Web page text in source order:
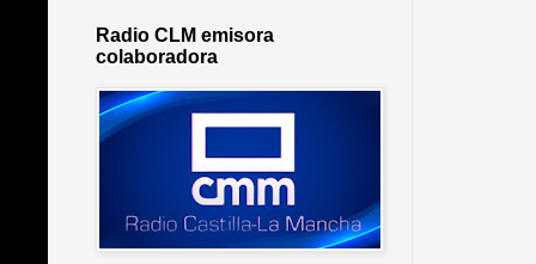
Radio CLM emisora
colaboradora